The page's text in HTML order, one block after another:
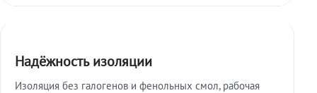
Надёжность изоляции
Изоляция без галогенов и фенольных смол, рабочая